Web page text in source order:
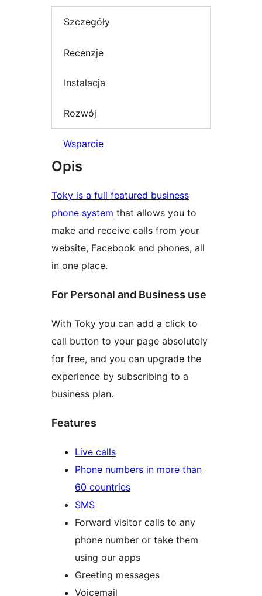
Szczegóły
Recenzje
Instalacja
Rozwój
Wsparcie
Opis
Toky is a full featured business
phone system that allows you to
make and receive calls from your
website, Facebook and phones, all
in one place.
For Personal and Business use
With Toky you can add a click to
call button to your page absolutely
for free, and you can upgrade the
experience by subscribing to a
business plan.
Features
Live calls
Phone numbers in more than
60 countries
SMS
Forward visitor calls to any
phone number or take them
using our apps
Greeting messages
Voicemail